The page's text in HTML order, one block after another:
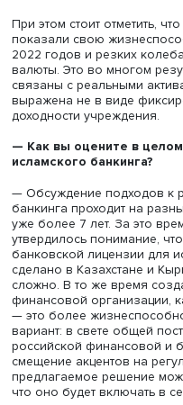
зарубежные филиалы.
заявленные
охватывают широкий
реализация
сферы.
исключение
льготных программ.
чрезвычайно важны в
малого бизнеса,
Сегодня в таких
преимущественно
участники сделок
Отдельная головная
финансирования — это
может воспользоваться
банковской кредит,
участников